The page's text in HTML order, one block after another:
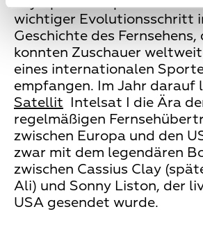
wichtiger Evolutionsschritt
Geschichte des
konnten Zuschauer
eines internationalen
empfangen. Im Jahr darauf
Satellit Intelsat I die Ära
regelmäßigen
zwischen Europa und den
zwar mit dem legendären
zwischen Cassius Clay
Ali) und Sonny Liston, der
USA gesendet wurde.